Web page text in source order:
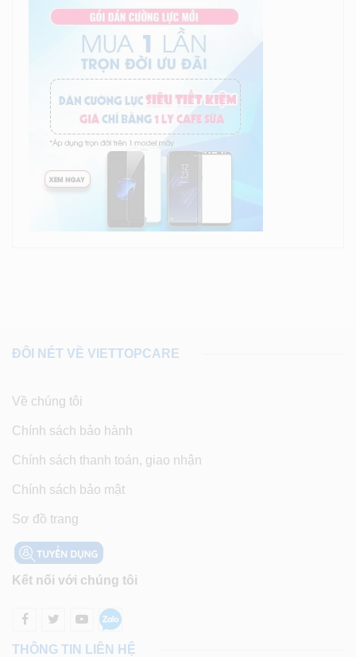
ĐÔI NÉT VỀ VIETTOPCARE
Về chúng tôi
Chính sách bảo hành
Chính sách thanh toán, giao nhận
Chính sách bảo mật
Sơ đồ trang
Kết nối với chúng tôi
THÔNG TIN LIÊN HỆ